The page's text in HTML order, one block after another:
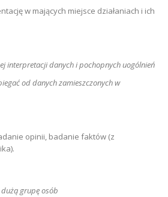
w mających miejsce działaniach i ich
interpretacji danych i pochopnych uogólnień
od danych zamieszczonych w
opinii, badanie faktów (z
grupę osób